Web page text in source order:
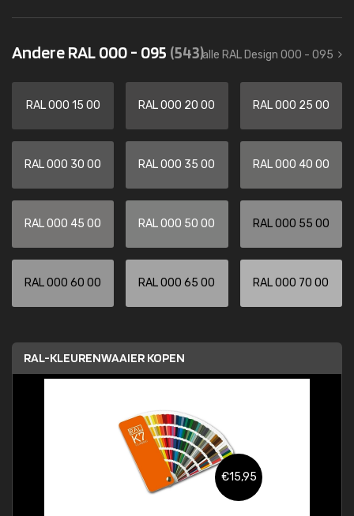
Andere RAL 000 - 095 (543)alle RAL Design 000 - 095
RAL 000 15 00 RAL 000 20 00 RAL 000 25 00
RAL 000 30 00 RAL 000 35 00 RAL 000 40 00
RAL 000 45 00 RAL 000 50 00 RAL 000 55 00
RAL 000 60 00 RAL 000 65 00 RAL 000 70 00
RAL-KLEURENWAAIER KOPEN
€15,95